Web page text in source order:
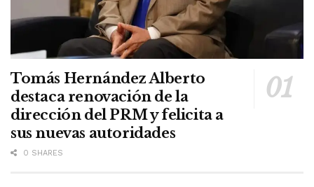
Tomás Hernández Alberto
destaca renovación de la
dirección del PRM y felicita a
sus nuevas autoridades
0 SHARES